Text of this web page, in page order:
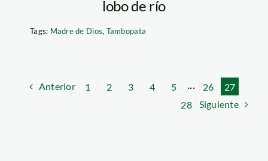
lobo de río
Tags: Madre de Dios, Tambopata
Anterior 1 2 3 4 5 ··· 26
27
28
Siguiente